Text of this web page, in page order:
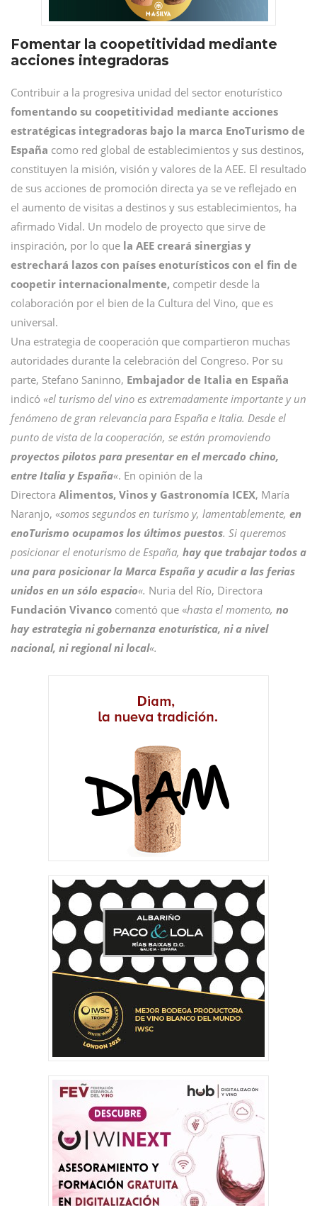
Fomentar la coopetitividad mediante
acciones integradoras
Contribuir a la progresiva unidad del sector enoturístico
fomentando su coopetitividad mediante acciones
estratégicas integradoras bajo la marca EnoTurismo de
España como red global de establecimientos y sus destinos,
constituyen la misión, visión y valores de la AEE. El resultado
de sus acciones de promoción directa ya se ve reflejado en
el aumento de visitas a destinos y sus establecimientos, ha
afirmado Vidal. Un modelo de proyecto que sirve de
inspiración, por lo que la AEE creará sinergias y
estrechará lazos con países enoturísticos con el fin de
coopetir internacionalmente, competir desde la
colaboración por el bien de la Cultura del Vino, que es
universal.
Una estrategia de cooperación que compartieron muchas
autoridades durante la celebración del Congreso. Por su
parte, Stefano Saninno, Embajador de Italia en España
indicó «el turismo del vino es extremadamente importante y un
fenómeno de gran relevancia para España e Italia. Desde el
punto de vista de la cooperación, se están promoviendo
proyectos pilotos para presentar en el mercado chino,
entre Italia y España«. En opinión de la
Directora Alimentos, Vinos y Gastronomía ICEX, María
Naranjo, «somos segundos en turismo y, lamentablemente, en
enoTurismo ocupamos los últimos puestos. Si queremos
posicionar el enoturismo de España, hay que trabajar todos a
una para posicionar la Marca España y acudir a las ferias
unidos en un sólo espacio«. Nuria del Río, Directora
Fundación Vivanco comentó que «hasta el momento, no
hay estrategia ni gobernanza enoturística, ni a nivel
nacional, ni regional ni local«.